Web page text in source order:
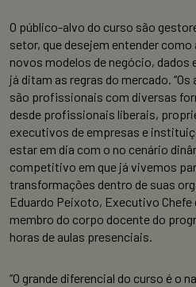
O público-alvo do curso são
setor, que desejem entender
novos modelos de negócio,
já ditam as regras do mercado.
são profissionais com diversas
desde profissionais liberais,
executivos de empresas e
estar em dia com o no cenário
competitivo em que já vivemos
transformações dentro de suas
Eduardo Peixoto, Executivo Chefe
membro do corpo docente do
horas de aulas presenciais.
“O grande diferencial do curso é o